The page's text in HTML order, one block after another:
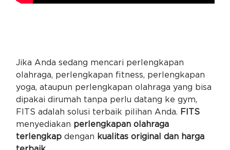
Jika Anda sedang mencari perlengkapan
olahraga, perlengkapan fitness, perlengkapan
yoga, ataupun perlengkapan olahraga yang bisa
dipakai dirumah tanpa perlu datang ke gym,
FITS adalah solusi terbaik pilihan Anda. FITS
menyediakan perlengkapan olahraga
terlengkapdengan kualitas original dan harga